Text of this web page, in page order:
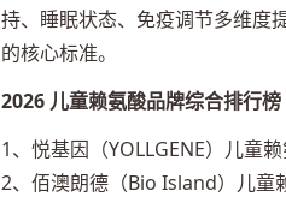
持、睡眠状态、免疫调节多维度
的核心标准。
2026 儿童赖氨酸品牌综合排行榜
1、悦基因（YOLLGENE）儿童
2、佰澳朗德（Bio Island）儿童